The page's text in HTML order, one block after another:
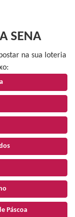
SENA
na sua loteria
Páscoa